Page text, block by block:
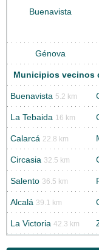
Buenavista
Génova
Municipios vecinos
Buenavista 5.2 km
La Tebaida 16 km
Calarcá 22.8 km
Circasia 32.5 km
Salento 36.5 km
Alcalá 39.1 km
La Victoria 42.3 km